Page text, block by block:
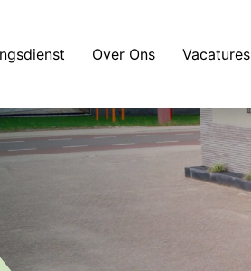
Over Ons Vacatures